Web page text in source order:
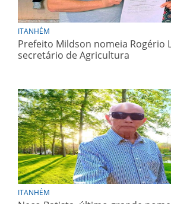
ITANHÉM
Prefeito Mildson nomeia Rogério
secretário de Agricultura
ITANHÉM